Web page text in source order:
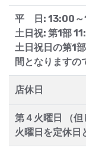
平 日: 13:00～
土日祝: 第1部
土日祝日の第1
間となりますの
店休日
第４火曜日 （
火曜日を定休日